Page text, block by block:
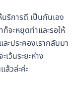
บริการดี เป็นกันเอง
ก็จะหยุดทำและรอให้
ละประคองเรากลับมา
ว้นระยะห่าง
ล้วล่ะค่ะ